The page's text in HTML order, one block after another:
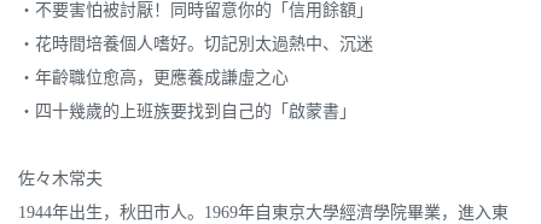
‧不要害怕被討厭！同時留意你的「信用餘額」
‧花時間培養個人嗜好。切記別太過熱中、沉迷
‧年齡職位愈高，更應養成謙虛之心
‧四十幾歲的上班族要找到自己的「啟蒙書」
佐々木常夫
1944年出生，秋田市人。1969年自東京大學經濟學院畢業，進入東